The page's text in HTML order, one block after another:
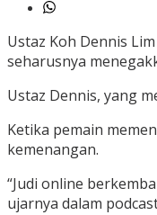
Ustaz Koh Dennis
seharusnya
Ustaz Dennis, yang
Ketika pemain
kemenangan.
“Judi online
ujarnya dalam